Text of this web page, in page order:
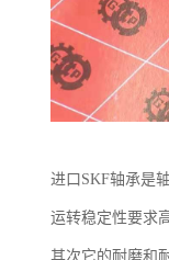
进口SKF轴承是
运转稳定性要求
其次它的耐磨和